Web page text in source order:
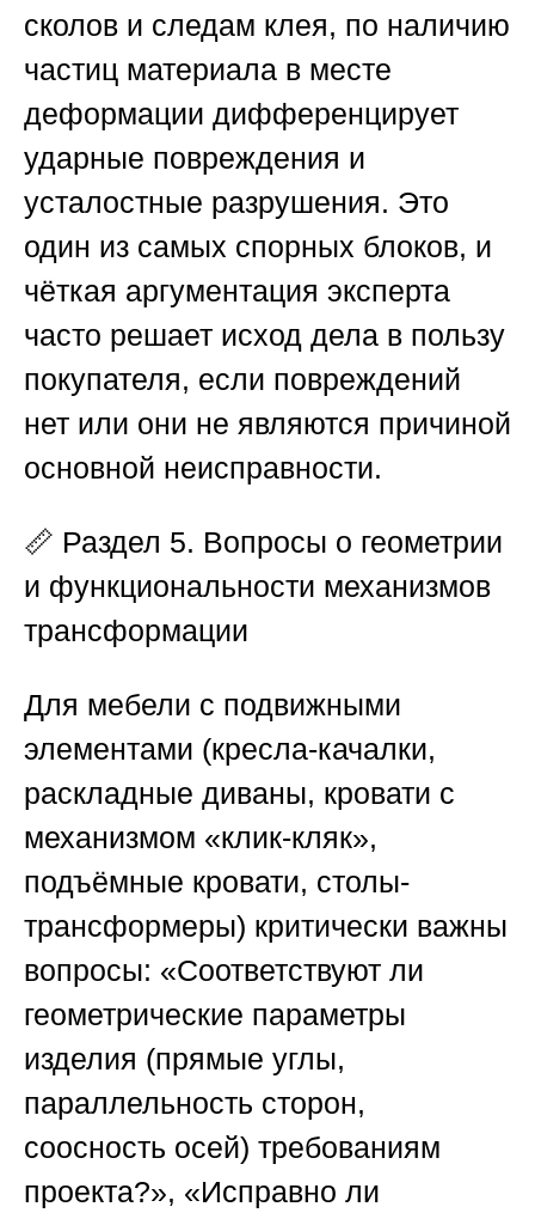
сколов и следам клея, по наличию
частиц материала в месте
деформации дифференцирует
ударные повреждения и
усталостные разрушения. Это
один из самых спорных блоков, и
чёткая аргументация эксперта
часто решает исход дела в пользу
покупателя, если повреждений
нет или они не являются причиной
основной неисправности.
📏 Раздел 5. Вопросы о геометрии
и функциональности механизмов
трансформации
Для мебели с подвижными
элементами (кресла-качалки,
раскладные диваны, кровати с
механизмом «клик-кляк»,
подъёмные кровати, столы-
трансформеры) критически важны
вопросы: «Соответствуют ли
геометрические параметры
изделия (прямые углы,
параллельность сторон,
соосность осей) требованиям
проекта?», «Исправно ли